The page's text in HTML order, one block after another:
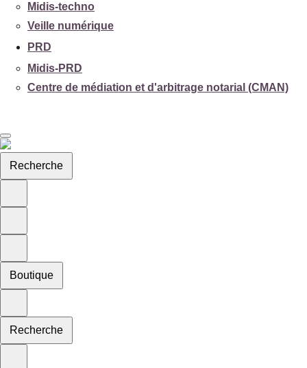
Midis-techno
Veille numérique
PRD
Midis-PRD
Centre de médiation et d'arbitrage notarial (CMAN)
Recherche
Boutique
Recherche